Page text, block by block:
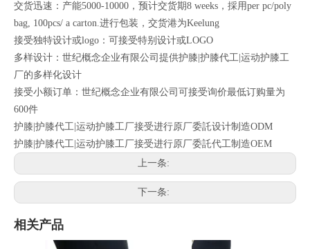
交货迅速：产能5000-10000，预计交货期8 weeks，採用per pc/poly
bag, 100pcs/ a carton.进行包装，交货港为Keelung
接受独特设计或logo：可接受特别设计或LOGO
多样设计：世纪概念企业有限公司提供护膝|护膝代工|运动护膝工
厂的多样化设计
接受小额订单：世纪概念企业有限公司可接受询价最低订购量为
600件
护膝|护膝代工|运动护膝工厂接受进行原厂委託设计制造ODM
护膝|护膝代工|运动护膝工厂接受进行原厂委託代工制造OEM
上一条:
下一条:
相关产品